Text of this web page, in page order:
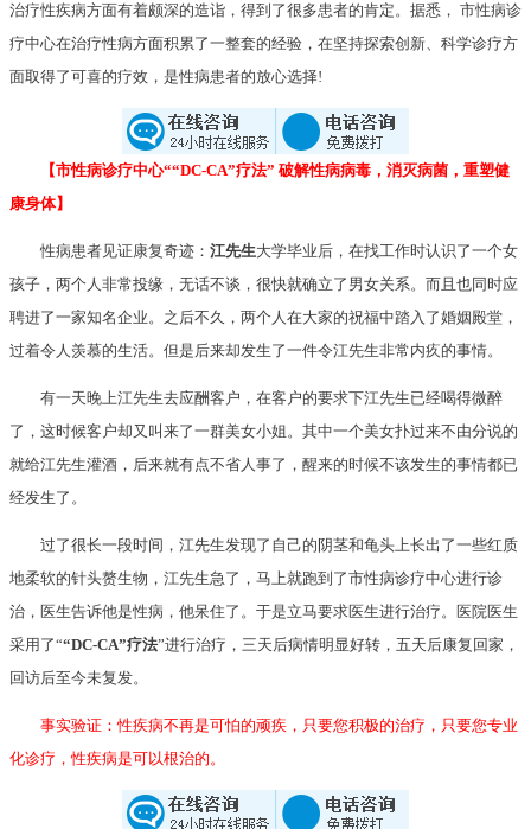
治疗性疾病方面有着颇深的造诣，得到了很多患者的肯定。据悉， 市性病诊
疗中心在治疗性病方面积累了一整套的经验，在坚持探索创新、科学诊疗方
面取得了可喜的疗效，是性病患者的放心选择!
【市性病诊疗中心““DC-CA”疗法” 破解性病病毒，消灭病菌，重塑健
康身体】
性病患者见证康复奇迹： 江先生大学毕业后，在找工作时认识了一个女
孩子，两个人非常投缘，无话不谈，很快就确立了男女关系。而且也同时应
聘进了一家知名企业。之后不久，两个人在大家的祝福中踏入了婚姻殿堂，
过着令人羡慕的生活。但是后来却发生了一件令江先生非常内疚的事情。
有一天晚上江先生去应酬客户，在客户的要求下江先生已经喝得微醉
了，这时候客户却又叫来了一群美女小姐。其中一个美女扑过来不由分说的
就给江先生灌酒，后来就有点不省人事了，醒来的时候不该发生的事情都已
经发生了。
过了很长一段时间，江先生发现了自己的阴茎和龟头上长出了一些红质
地柔软的针头赘生物，江先生急了，马上就跑到了市性病诊疗中心进行诊
治，医生告诉他是性病，他呆住了。于是立马要求医生进行治疗。医院医生
采用了““DC-CA”疗法”进行治疗，三天后病情明显好转，五天后康复回家，
回访后至今未复发。
事实验证：性疾病不再是可怕的顽疾，只要您积极的治疗，只要您专业
化诊疗，性疾病是可以根治的。